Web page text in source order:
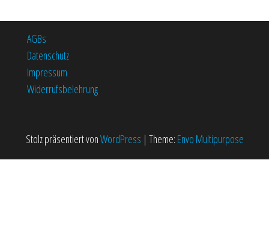
AGBs
Datenschutz
Impressum
Widerrufsbelehrung
Stolz präsentiert vonWordPress | Theme: Envo Multipurpose